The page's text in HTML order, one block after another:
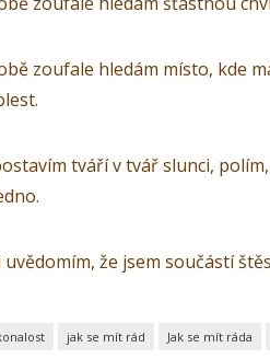
zoufale hledám místo, kde
tváří v tvář slunci,
že jsem součástí
jak se mít rád Jak se mít ráda